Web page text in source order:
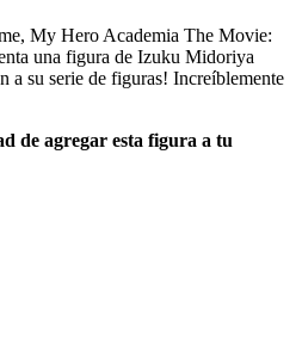
My Hero Academia The Movie:
una figura de Izuku Midoriya
a su serie de figuras! Increíblemente
de agregar esta figura a tu